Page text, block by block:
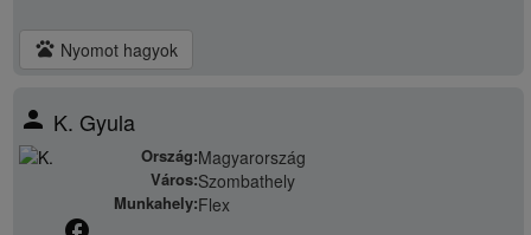
pets Nyomot hagyok
person K. Gyula
Ország:Magyarország
Város:Szombathely
Munkahely:Flex